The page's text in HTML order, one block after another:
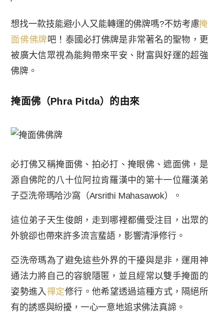
想找一款技能避小人又能轉運的佛牌嗎?不妨考慮掩
面佛佛牌吧！泰國必打佛牌是非常著名的聖物，更
被廣大信眾視為能夠帶來平安、財富與好運的超強
佛牌。
掩面佛（Phra Pitda）的由來
必打佛又稱掩面佛、拍必打、掩眼佛、遮面佛，是
源自佛陀的八十位阿拉肯羅漢中的第十一位羅漢弟
子亞洗帝瑪哈沙窩（Arsrithi Mahasawok）。
這位弟子天生俊朗，走到哪裡都備受注目，出眾的
外貌卻也帶來許多流言蜚語，影響清淨修行。
亞洗帝瑪為了避免這些外界的干擾與是非，運用神
通法力將自己的容貌隱匿，並且經常以雙手掩面的
姿勢進入禪定修行。他希望透過這種方式，隔絕所
有的誘惑與紛擾，一心一意地追求佛法真諦。